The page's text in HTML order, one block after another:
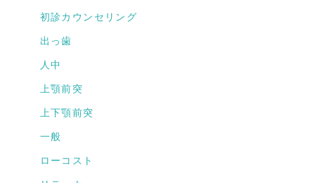
初診カウンセリング
出っ歯
人中
上顎前突
上下顎前突
一般
ローコスト